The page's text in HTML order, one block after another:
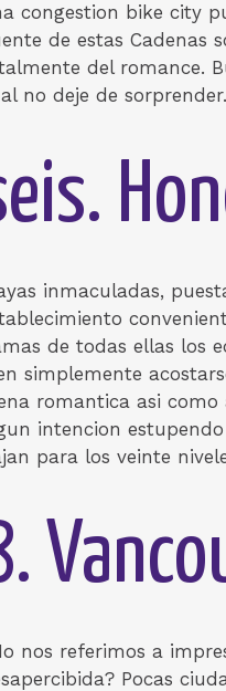
congestion bike city
de estas Cadenas
del romance.
no deje de sorprender.
inmaculadas,
de todas ellas los
simplemente
romantica asi­ como
intencion
para los veinte
nos referimos a
Pocas